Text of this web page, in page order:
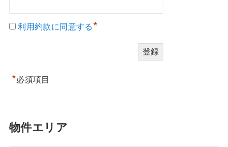
利用約款に同意する*
*必須項目
物件エリア